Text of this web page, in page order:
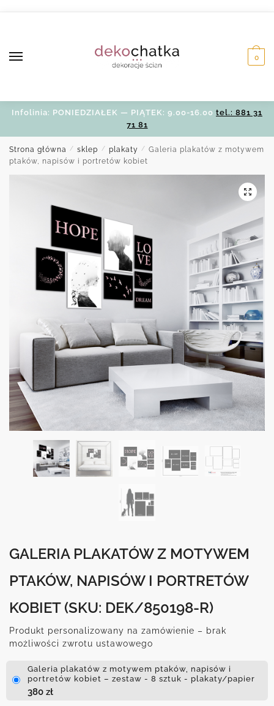
0
Infolinia: PONIEDZIAŁEK — PIĄTEK: 9.00-16.00 tel.: 881 31
71 81
Strona główna / sklep / plakaty / Galeria plakatów z motywem
ptaków, napisów i portretów kobiet
GALERIA PLAKATÓW Z MOTYWEM
PTAKÓW, NAPISÓW I PORTRETÓW
KOBIET (SKU: DEK/850198-R)
Produkt personalizowany na zamówienie – brak
możliwości zwrotu ustawowego
Galeria plakatów z motywem ptaków, napisów i
portretów kobiet – zestaw - 8 sztuk - plakaty/papier
380 zł